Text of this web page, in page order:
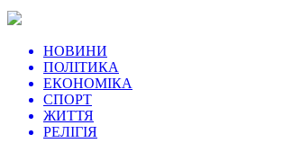
НОВИНИ
ПОЛІТИКА
ЕКОНОМІКА
СПОРТ
ЖИТТЯ
РЕЛІГІЯ